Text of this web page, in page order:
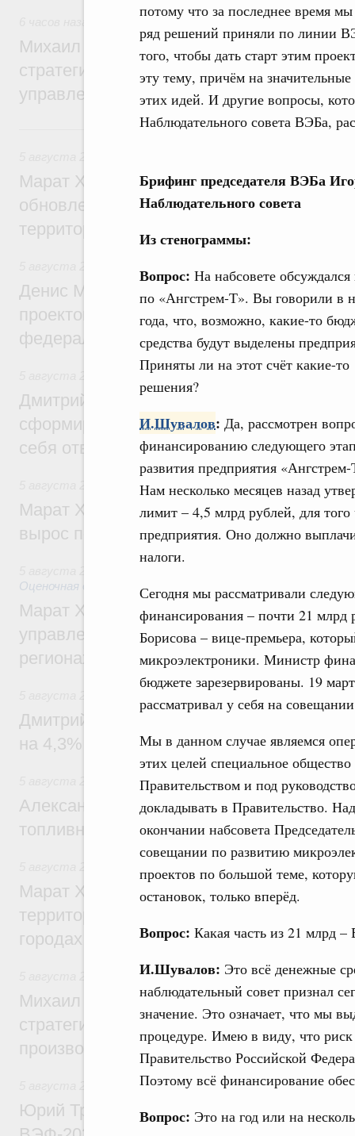
потому что за последнее время
ряд решений приняли по линии
того, чтобы дать старт этим
эту тему, причём на
этих идей. И другие вопросы,
Наблюдательного совета ВЭБа,
Брифинг председателя ВЭБа
Наблюдательного совета
Из стенограммы:
Вопрос: На набсовете обсуждался
по «Ангстрем-Т». Вы говорили в
года, что, возможно, какие-то
средства будут выделены
Приняты ли на этот счёт какие-то
решения?
И.Шувалов: Да, рассмотрен
финансированию следующего
развития предприятия
Нам несколько месяцев назад
лимит – 4,5 млрд рублей, для
предприятия. Оно должно
налоги.
Сегодня мы рассматривали
финансирования – почти 21
Борисова – вице-премьера,
микроэлектроники. Министр
бюджете зарезервированы. 19
рассматривал у себя на
Мы в данном случае являемся
этих целей специальное
Правительством и под
докладывать в Правительство.
окончании набсовета
совещании по развитию
проектов по большой теме,
остановок, только вперёд.
Вопрос: Какая часть из 21 млрд –
И.Шувалов: Это всё денежные
наблюдательный совет признал
значение. Это означает, что мы
процедуре. Имею в виду, что риск
Правительство Российской
Поэтому всё финансирование
Вопрос: Это на год или на
Технологическое развитие. Инновации
Михаил Мишустин дал поручения по
стратегической сессии о
управления научно-технологическим
Вчера
Марат Хуснуллин: Более 4,3 тыс.
обновлено в России при участии Фонда
территорий
Денис Мантуров провёл совещание по
проектов института кураторства в
федеральном округе
Молодёжная политика
Дмитрий Чернышенко: Всемирный
сформировал целое сообщество людей,
себя ответственность за будущее
Национальный проект «Инфраструктура
Марат Хуснуллин: Ввод нежилых зданий
вырос почти на треть
Оценочная деятельность
Марат Хуснуллин: По решению
управление «ДОМ.РФ» перейдёт более
регионах
Дмитрий Чернышенко: Внутренний
на 4,3%, въездной – на 20,1%
Оборот бензина и дизельного топлива
Александр Новак провёл совещание по
топливном рынке
Жилищная политика, рынок жилья
Марат Хуснуллин: Первые проекты
территорий в Донбассе и Новороссии
городах ДНР
Вопросы производительности труда и
Михаил Мишустин дал поручения по
стратегической сессии, посвящённой
производительности труда
Общие вопросы развития ДФО
Юрий Трутнев: Опубликована